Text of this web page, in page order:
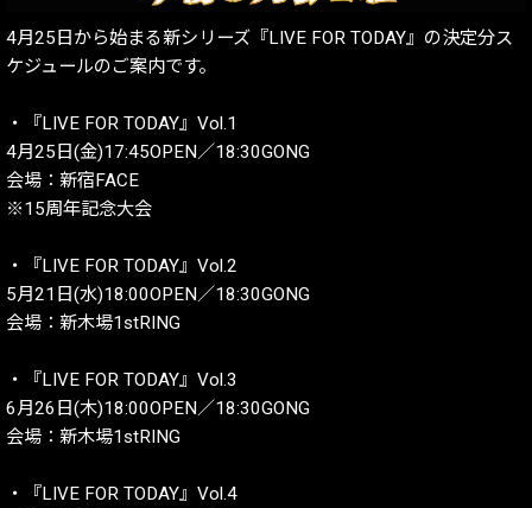
4月25日から始まる新シリーズ『LIVE FOR TODAY』の決定分ス
ケジュールのご案内です。
・『LIVE FOR TODAY』Vol.1
4月25日(金)17:45OPEN／18:30GONG
会場：新宿FACE
※15周年記念大会
・『LIVE FOR TODAY』Vol.2
5月21日(水)18:00OPEN／18:30GONG
会場：新木場1stRING
・『LIVE FOR TODAY』Vol.3
6月26日(木)18:00OPEN／18:30GONG
会場：新木場1stRING
・『LIVE FOR TODAY』Vol.4